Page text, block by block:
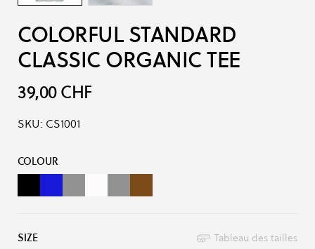
COLORFUL STANDARD
CLASSIC ORGANIC TEE
39,00 CHF
SKU: CS1001
Options du produit :
COLOUR
Black
Steel Blue
FADED GREY
OPTICAL WHITE
SNOW MELANGE
MISTY BROWN
SIZE
Tableau des tailles